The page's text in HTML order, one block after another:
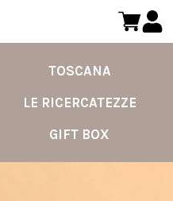
TOSCANA
LE RICERCATEZZE
GIFT BOX